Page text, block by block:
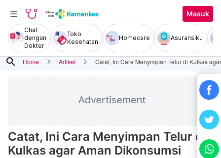
Masuk
Chat
dengan
Dokter
Toko
Kesehatan
Homecare Asuransiku
search Home Artikel Catat, Ini Cara Menyimpan Telur di Kulkas
Catat, Ini Cara Menyimpan Telur di
Kulkas agar Aman Dikonsumsi